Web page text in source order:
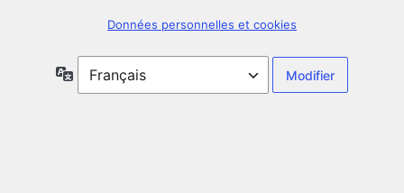
Données personnelles et cookies
Langue